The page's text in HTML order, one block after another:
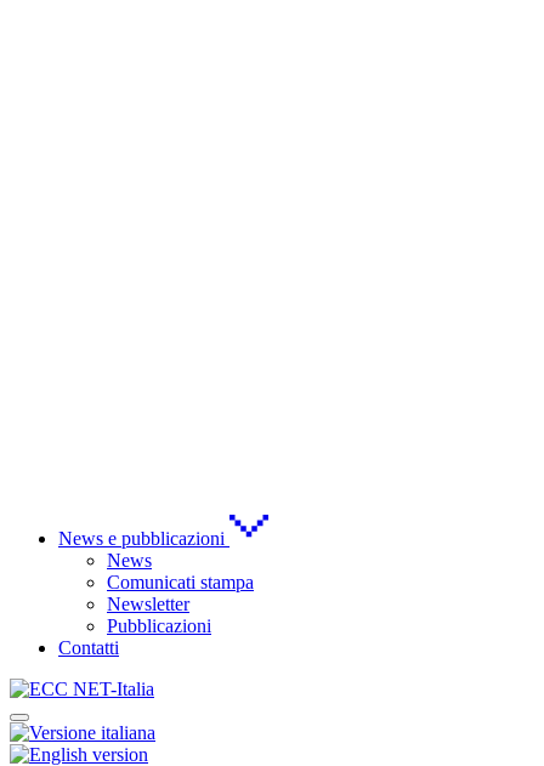
News e pubblicazioni
News
Comunicati stampa
Newsletter
Pubblicazioni
Contatti